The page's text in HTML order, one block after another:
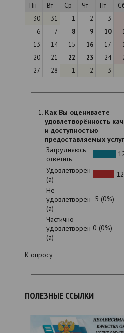
Пн Вт Ср Чт Пт
30
31 1 2
3
6
7 8 9 10
13
14 15 16 17
20
21 22 23 24
27
28 1 2 3
Как Вы оцениваете
удовлетворённость
и доступностью
предоставляемых
Затрудняюсь
ответить
Удовлетворён
(а)
Не
удовлетворён
(а)
5 (0%)
Частично
удовлетворён
(а)
0 (0%)
К опросу
ПОЛЕЗНЫЕ ССЫЛКИ